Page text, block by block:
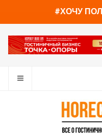
#ХОЧУ